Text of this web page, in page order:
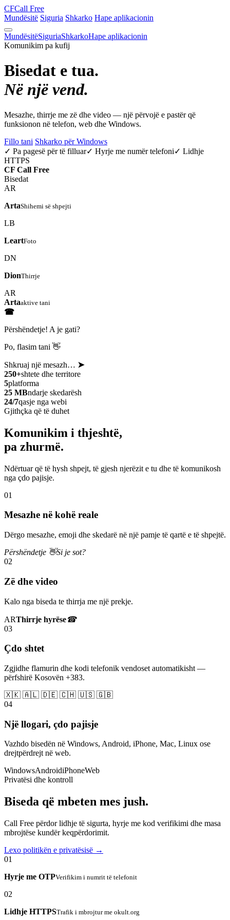
CFCall Free
Mundësitë Siguria Shkarko Hape aplikacionin
MundësitëSiguriaShkarkoHape aplikacionin
Komunikim pa kufij
Bisedat e tua.
Në një vend.
Mesazhe, thirrje me zë dhe video — një përvojë e pastër që
funksionon në telefon, web dhe Windows.
Fillo tani Shkarko për Windows
✓ Pa pagesë për të filluar✓ Hyrje me numër telefoni✓ Lidhje
HTTPS
CF Call Free
Bisedat
AR
ArtaShihemi së shpejti
LB
LeartFoto
DN
DionThirrje
AR
Artaaktive tani
☎
Përshëndetje! A je gati?
Po, flasim tani 👋
Shkruaj një mesazh… ➤
250+shtete dhe territore
5platforma
25 MBndarje skedarësh
24/7qasje nga webi
Gjithçka që të duhet
Komunikim i thjeshtë,
pa zhurmë.
Ndërtuar që të hysh shpejt, të gjesh njerëzit e tu dhe të komunikosh
nga çdo pajisje.
01
Mesazhe në kohë reale
Dërgo mesazhe, emoji dhe skedarë në një pamje të qartë e të shpejtë.
Përshëndetje 👋Si je sot?
02
Zë dhe video
Kalo nga biseda te thirrja me një prekje.
ARThirrje hyrëse☎
03
Çdo shtet
Zgjidhe flamurin dhe kodi telefonik vendoset automatikisht —
përfshirë Kosovën +383.
🇽🇰 🇦🇱 🇩🇪 🇨🇭 🇺🇸 🇬🇧
04
Një llogari, çdo pajisje
Vazhdo bisedën në Windows, Android, iPhone, Mac, Linux ose
drejtpërdrejt në web.
WindowsAndroidiPhoneWeb
Privatësi dhe kontroll
Biseda që mbeten mes jush.
Call Free përdor lidhje të sigurta, hyrje me kod verifikimi dhe masa
mbrojtëse kundër keqpërdorimit.
Lexo politikën e privatësisë →
01
Hyrje me OTPVerifikim i numrit të telefonit
02
Lidhje HTTPSTrafik i mbrojtur me okult.org